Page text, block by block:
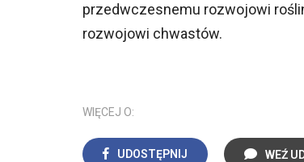
przedwczesnemu rozwojowi
rozwojowi chwastów.
WIĘCEJ O:
UDOSTĘPNIJ WEŹ